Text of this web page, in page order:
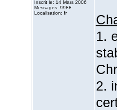
Inscrit le: 14 Mars 2006
Messages: 9988
Localisation: fr
1.
2.